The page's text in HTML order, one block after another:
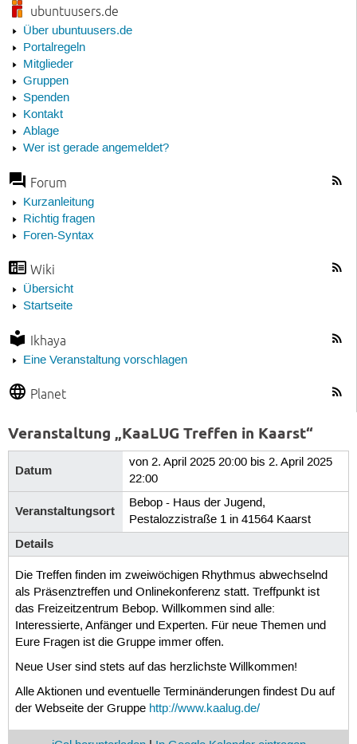
ubuntuusers.de
Über ubuntuusers.de
Portalregeln
Mitglieder
Gruppen
Spenden
Kontakt
Ablage
Wer ist gerade angemeldet?
Forum
Kurzanleitung
Richtig fragen
Foren-Syntax
Wiki
Übersicht
Startseite
Ikhaya
Eine Veranstaltung vorschlagen
Planet
Veranstaltung „KaaLUG Treffen in Kaarst“
Datum
von 2. April 2025 20:00 bis 2. April 2025
22:00
Veranstaltungsort
Bebop - Haus der Jugend,
Pestalozzistraße 1 in 41564 Kaarst
Details
Die Treffen finden im zweiwöchigen Rhythmus abwechselnd
als Präsenztreffen und Onlinekonferenz statt. Treffpunkt ist
das Freizeitzentrum Bebop. Willkommen sind alle:
Interessierte, Anfänger und Experten. Für neue Themen und
Eure Fragen ist die Gruppe immer offen.
Neue User sind stets auf das herzlichste Willkommen!
Alle Aktionen und eventuelle Terminänderungen findest Du auf
der Webseite der Gruppe http://www.kaalug.de/